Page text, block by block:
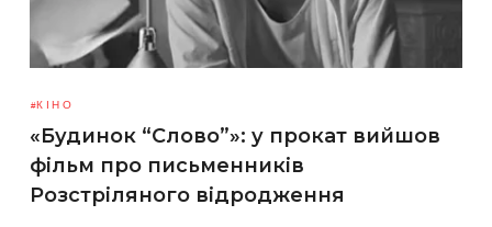
КІНО
«Будинок “Слово”»: у прокат вийшов
фільм про письменників
Розстріляного відродження